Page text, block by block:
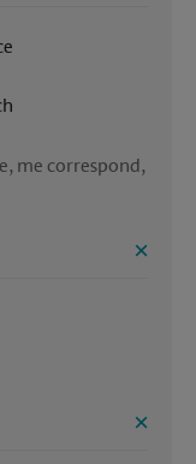
me correspond,